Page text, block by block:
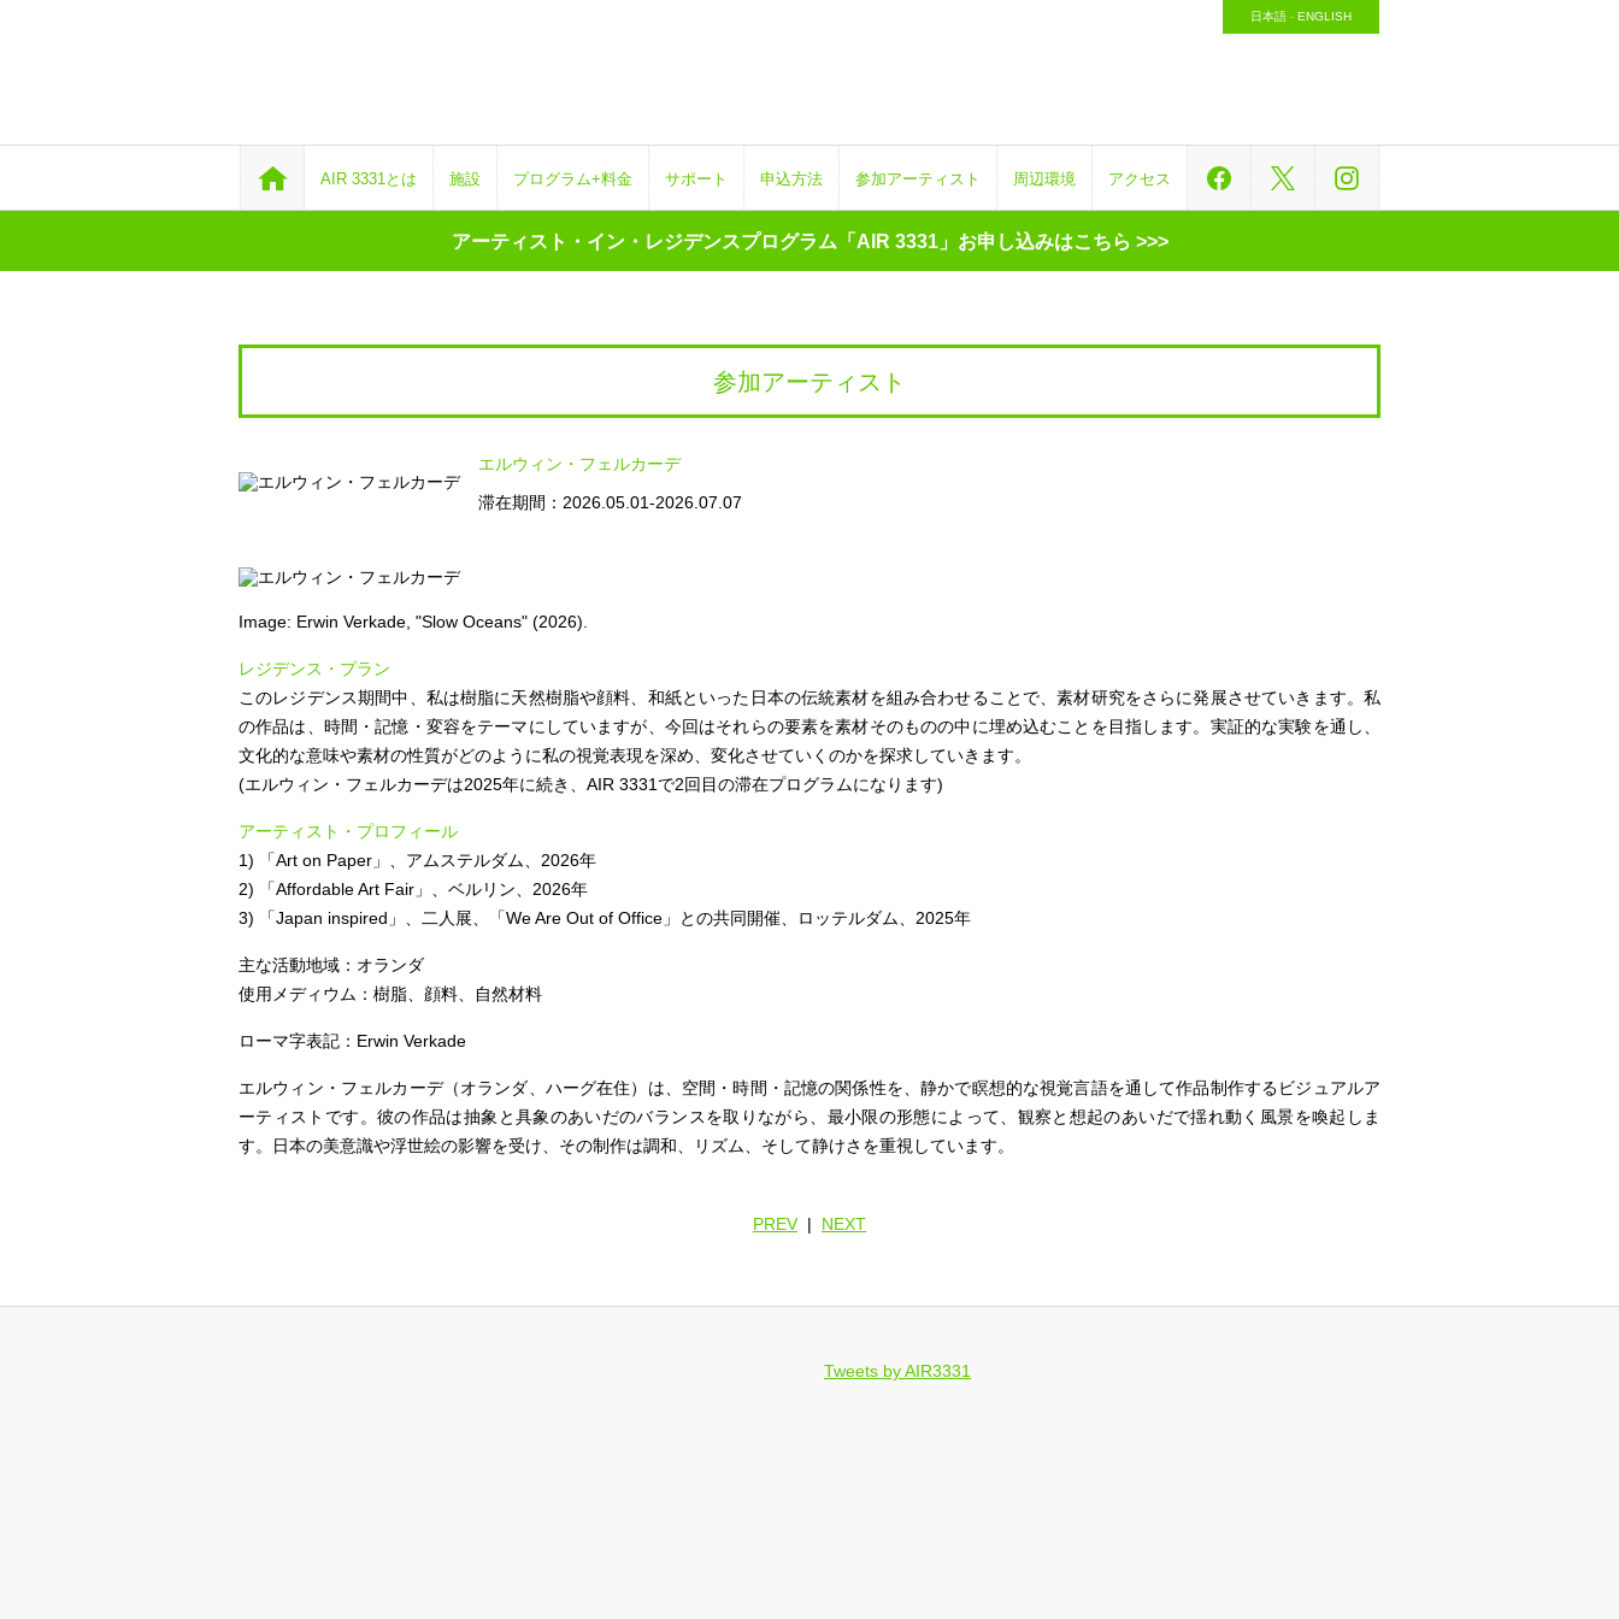
AIR 3331とは 施設 プログラム+料金 サポート 申込方法 参加アーティスト 周辺環境 アクセス
日本語 - ENGLISH
アーティスト・イン・レジデンスプログラム「AIR 3331」お申し込みはこちら >>>
参加アーティスト
エルウィン・フェルカーデ
滞在期間：2026.05.01-2026.07.07
Image: Erwin Verkade, "Slow Oceans" (2026).
レジデンス・プラン
このレジデンス期間中、私は樹脂に天然樹脂や顔料、和紙といった日本の伝統素材を組み合わせることで、素材研究をさらに発展させていきます。私
の作品は、時間・記憶・変容をテーマにしていますが、今回はそれらの要素を素材そのものの中に埋め込むことを目指します。実証的な実験を通し、
文化的な意味や素材の性質がどのように私の視覚表現を深め、変化させていくのかを探求していきます。
(エルウィン・フェルカーデは2025年に続き、AIR 3331で2回目の滞在プログラムになります)
アーティスト・プロフィール
1) 「Art on Paper」、アムステルダム、2026年
2) 「Affordable Art Fair」、ベルリン、2026年
3) 「Japan inspired」、二人展、「We Are Out of Office」との共同開催、ロッテルダム、2025年
主な活動地域：オランダ
使用メディウム：樹脂、顔料、自然材料
ローマ字表記：Erwin Verkade
エルウィン・フェルカーデ（オランダ、ハーグ在住）は、空間・時間・記憶の関係性を、静かで瞑想的な視覚言語を通して作品制作するビジュアルア
ーティストです。彼の作品は抽象と具象のあいだのバランスを取りながら、最小限の形態によって、観察と想起のあいだで揺れ動く風景を喚起しま
す。日本の美意識や浮世絵の影響を受け、その制作は調和、リズム、そして静けさを重視しています。
PREV| NEXT
Tweets by AIR3331